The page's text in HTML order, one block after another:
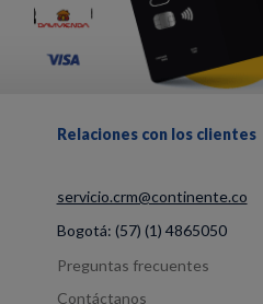
Relaciones con los clientes
servicio.crm@continente.co
Bogotá: (57) (1) 4865050
Preguntas frecuentes
Contáctanos